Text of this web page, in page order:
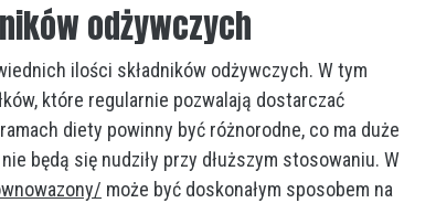
odżywczych
ilości składników odżywczych. W tym
które regularnie pozwalają dostarczać
diety powinny być różnorodne, co ma duże
będą się nudziły przy dłuższym stosowaniu. W
może być doskonałym sposobem na